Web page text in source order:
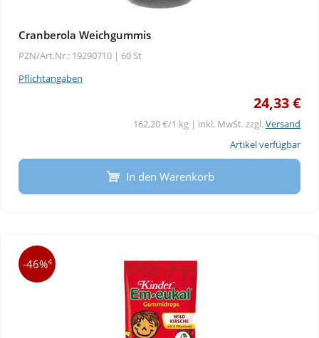
Cranberola Weichgummis
PZN/Art.Nr.: 19290710 | 60 St
Pflichtangaben
24,33 €
162,20 €/1 kg | inkl. MwSt. zzgl.Versand
Artikel verfügbar
In den Warenkorb
-46%4